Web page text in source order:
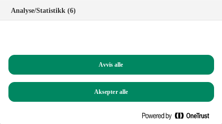
Åpent obligasjonslån med flytende rente 2023 / 2028
ISIN NO 001 1103061
Åpent obligasjonslån med flytende rente 2021 / 2027
Lånebeskrivelse
Låneavtale
Analyse/Statistikk (6)
Funksjonelle (8)
Helt nødvendige (1)
Avvis alle
Aksepter alle